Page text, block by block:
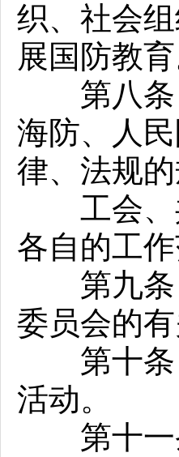
织、社会
展国防教育
第八条
海防、人
律、法规
工会、共
各自的工
第九条
委员会的
第十条
活动。
第十一条